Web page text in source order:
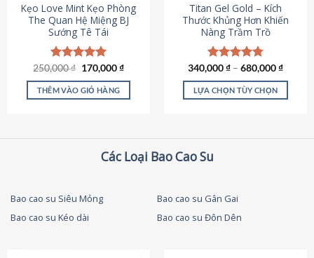
chọn
trên
trang
sản
phẩm
Kẹo Love Mint Kẹo Phòng
The Quan Hệ Miệng BJ
Sướng Tê Tái
Được xếp
hạng5.00
5 sao
250,000₫ Giá
là:
250,000 ₫.
170,000₫Giá
tại
THÊM VÀO GIỎ HÀNG
Titan Gel Gold – Kích
Thước Khủng Hơn Khiến
Nàng Trầm Trồ
Được xếp
hạng4.79
5 sao
340,000₫ – 680,000₫
LỰA CHỌN TÙY CHỌN
thể.
tùy
Các Loại Bao Cao Su
Bao cao su Siêu Mỏng
Bao cao su Gân Gai
Bao cao su Kéo dài
Bao cao su Đôn Dên